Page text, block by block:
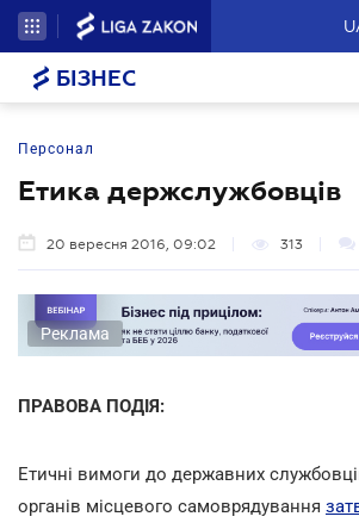
БІЗНЕС
Персонал
Етика держслужбовців
20 вересня 2016, 09:02 313
Реклама
ПРАВОВА ПОДІЯ:
Етичні вимоги до державних
органів місцевого самоврядування